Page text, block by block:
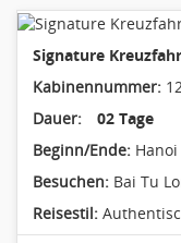
Signature
Kabinennummer:
Dauer:
02 Tage
Beginn/Ende:
Besuchen: Bai Tu
Reisestil: